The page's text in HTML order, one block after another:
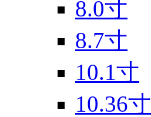
8.0寸
8.7寸
10.1寸
10.36寸